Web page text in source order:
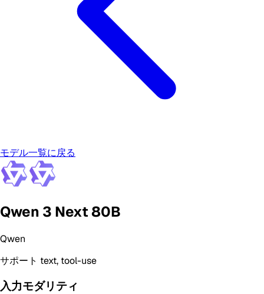
モデル一覧に戻る
Qwen 3 Next 80B
Qwen
サポート text, tool-use
入力モダリティ